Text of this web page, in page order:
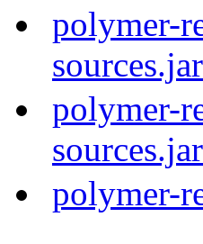
polymer-
polymer-
polymer-